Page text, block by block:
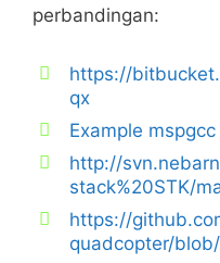
perbandingan:
https://
qx
Example
http://
stack%20STK/
https://
quadcopter/